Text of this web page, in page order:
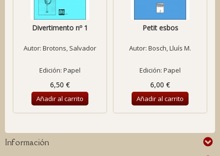
Divertimento nº 1
Autor: Brotons, Salvador
Edición: Papel
6,50 €
Añadir al carrito
Petit esbos
Autor: Bosch, Lluís M.
Edición: Papel
6,00 €
Añadir al carrito
Información